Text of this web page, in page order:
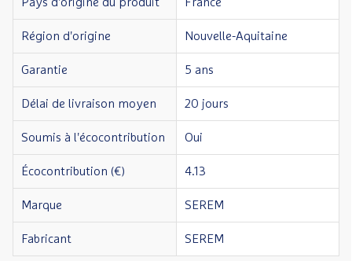
Région d'origine Nouvelle-Aquitaine
Garantie 5 ans
Délai de livraison moyen 20 jours
Soumis à l'écocontribution Oui
Écocontribution (€) 4.13
Marque SEREM
Fabricant SEREM